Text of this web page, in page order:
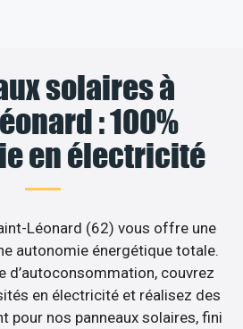
solaires à
: 100%
en électricité
Léonard (62) vous offre une
autonomie énergétique totale.
d’autoconsommation, couvrez
en électricité et réalisez des
pour nos panneaux solaires, fini